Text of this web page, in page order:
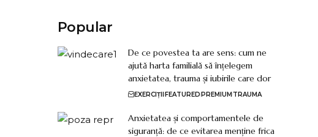
Popular
De ce povestea ta are sens: cum ne
ajută harta familială să înțelegem
anxietatea, trauma și iubirile care dor
EXERCIȚIIFEATUREDPREMIUMTRAUMA
Anxietatea și comportamentele de
siguranță: de ce evitarea menține frica